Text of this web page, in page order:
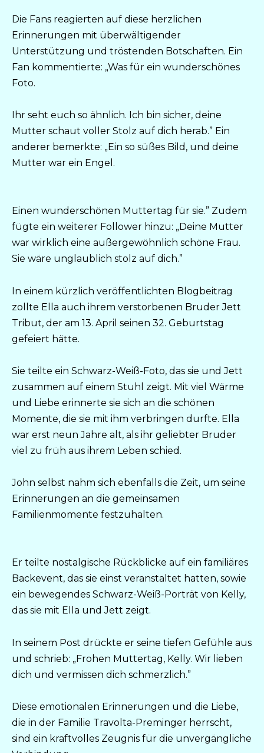
Die Fans reagierten auf diese herzlichen
Erinnerungen mit überwältigender
Unterstützung und tröstenden Botschaften. Ein
Fan kommentierte: „Was für ein wunderschönes
Foto.
Ihr seht euch so ähnlich. Ich bin sicher, deine
Mutter schaut voller Stolz auf dich herab.” Ein
anderer bemerkte: „Ein so süßes Bild, und deine
Mutter war ein Engel.
Einen wunderschönen Muttertag für sie.” Zudem
fügte ein weiterer Follower hinzu: „Deine Mutter
war wirklich eine außergewöhnlich schöne Frau.
Sie wäre unglaublich stolz auf dich.”
In einem kürzlich veröffentlichten Blogbeitrag
zollte Ella auch ihrem verstorbenen Bruder Jett
Tribut, der am 13. April seinen 32. Geburtstag
gefeiert hätte.
Sie teilte ein Schwarz-Weiß-Foto, das sie und Jett
zusammen auf einem Stuhl zeigt. Mit viel Wärme
und Liebe erinnerte sie sich an die schönen
Momente, die sie mit ihm verbringen durfte. Ella
war erst neun Jahre alt, als ihr geliebter Bruder
viel zu früh aus ihrem Leben schied.
John selbst nahm sich ebenfalls die Zeit, um seine
Erinnerungen an die gemeinsamen
Familienmomente festzuhalten.
Er teilte nostalgische Rückblicke auf ein familiäres
Backevent, das sie einst veranstaltet hatten, sowie
ein bewegendes Schwarz-Weiß-Porträt von Kelly,
das sie mit Ella und Jett zeigt.
In seinem Post drückte er seine tiefen Gefühle aus
und schrieb: „Frohen Muttertag, Kelly. Wir lieben
dich und vermissen dich schmerzlich.”
Diese emotionalen Erinnerungen und die Liebe,
die in der Familie Travolta-Preminger herrscht,
sind ein kraftvolles Zeugnis für die unvergängliche